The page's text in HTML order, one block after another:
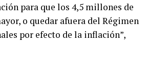
para que los 4,5 millones de
o quedar afuera del Régimen
por efecto de la inflación”,